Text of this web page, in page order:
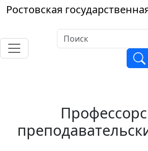
Ростовская